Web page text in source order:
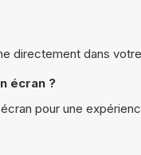
directement dans
écran ?
pour une